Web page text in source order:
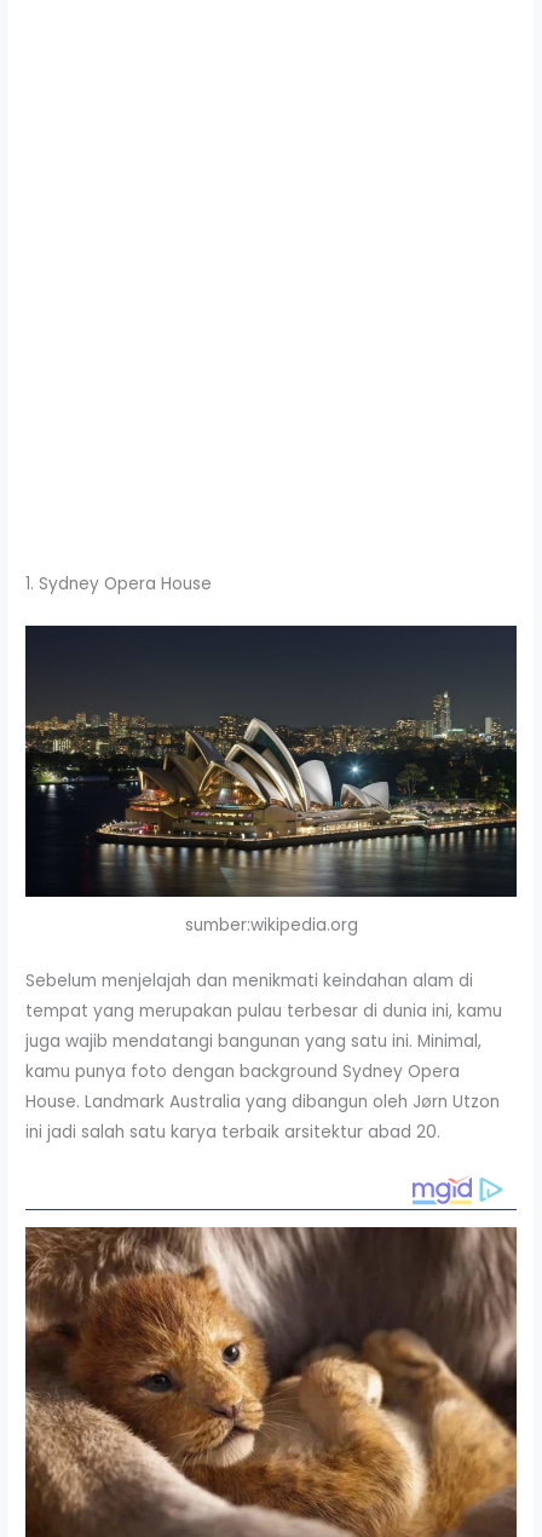
1. Sydney Opera House
sumber:wikipedia.org
Sebelum menjelajah dan menikmati keindahan alam di
tempat yang merupakan pulau terbesar di dunia ini, kamu
juga wajib mendatangi bangunan yang satu ini. Minimal,
kamu punya foto dengan background Sydney Opera
House. Landmark Australia yang dibangun oleh Jørn Utzon
ini jadi salah satu karya terbaik arsitektur abad 20.